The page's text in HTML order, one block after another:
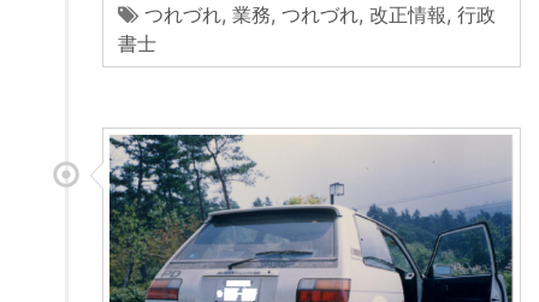
つれづれ, 業務, つれづれ, 改正情報, 行政
書士